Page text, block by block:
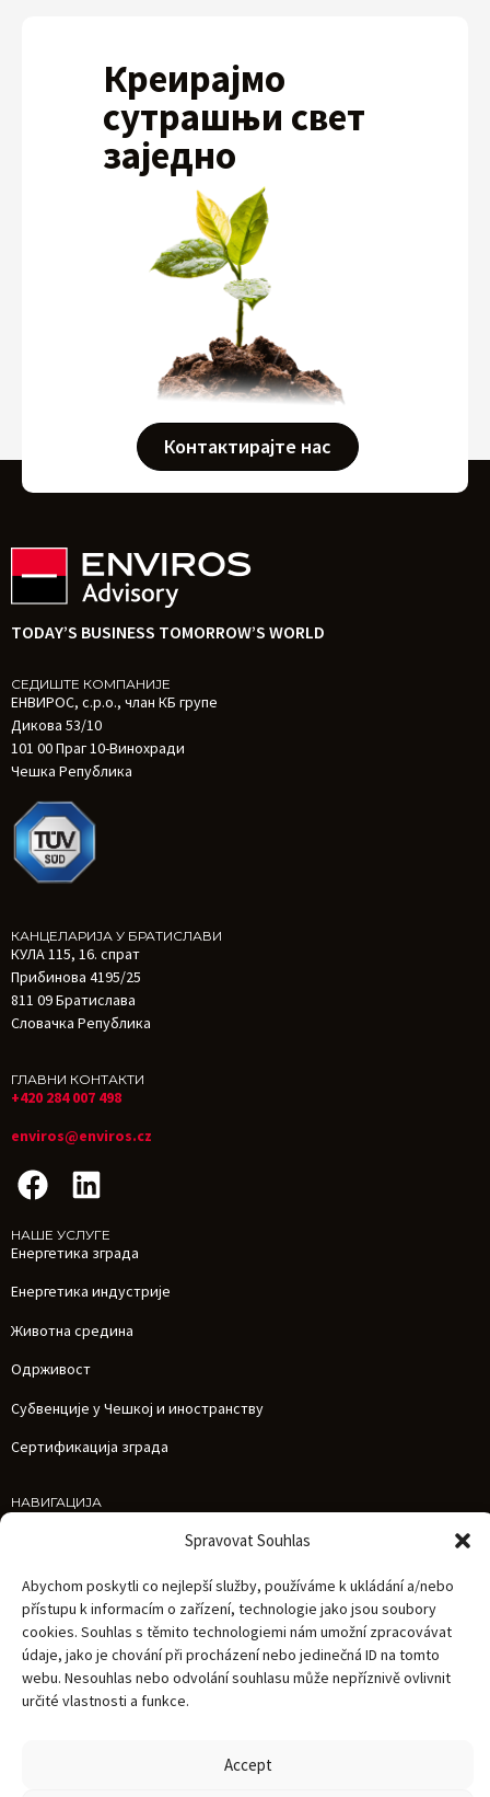
Spravovat Souhlas
Abychom poskytli co nejlepší služby, používáme k ukládání a/nebo
přístupu k informacím o zařízení, technologie jako jsou soubory
cookies. Souhlas s těmito technologiemi nám umožní zpracovávat
údaje, jako je chování při procházení nebo jedinečná ID na tomto
webu. Nesouhlas nebo odvolání souhlasu může nepříznivě ovlivnit
určité vlastnosti a funkce.
Accept
Креирајмо
сутрашњи свет
заједно
Контактирајте нас
TODAY’S BUSINESS TOMORROW’S WORLD
СЕДИШТЕ КОМПАНИЈЕ
ЕНВИРОС, с.р.о., члан КБ групе
Дикова 53/10
101 00 Праг 10-Винохради
Чешка Република
КАНЦЕЛАРИЈА У БРАТИСЛАВИ
КУЛА 115, 16. спрат
Прибинова 4195/25
811 09 Братислава
Словачка Република
ГЛАВНИ КОНТАКТИ
+420 284 007 498
enviros@enviros.cz
НАШЕ УСЛУГЕ
Енергетика зграда
Енергетика индустрије
Животна средина
Одрживост
Субвенције у Чешкој и иностранству
Сертификација зграда
НАВИГАЦИЈА
Вести
О нама
Каријера